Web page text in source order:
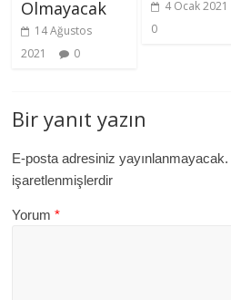
Olmayacak
14 Ağustos
2021
0
4 Ocak 2021
0
Bir yanıt yazın
E-posta adresiniz yayınlanmayacak.
işaretlenmişlerdir
Yorum*